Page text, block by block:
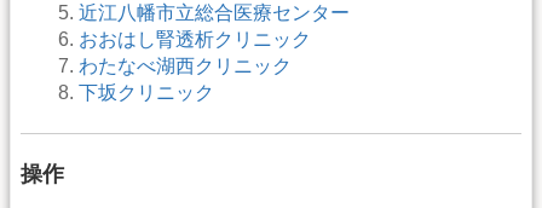
近江八幡市立総合医療センター
おおはし腎透析クリニック
わたなべ湖西クリニック
下坂クリニック
操作